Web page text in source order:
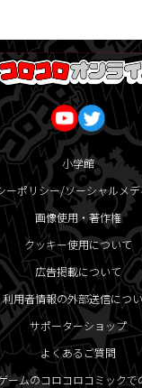
小学館
ーポリシー/ソーシャルメ
画像使用・著作権
クッキー使用について
広告掲載について
利用者情報の外部送信につ
サポーターショップ
よくあるご質問
ームのコロコロコミック